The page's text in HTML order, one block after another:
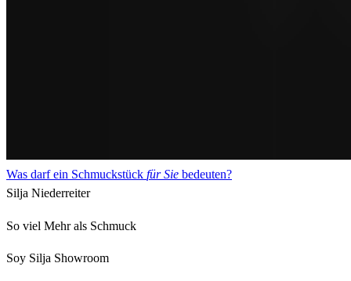
Was darf ein Schmuckstück für Sie bedeuten?
Silja Niederreiter
So viel Mehr als Schmuck
Soy Silja Showroom